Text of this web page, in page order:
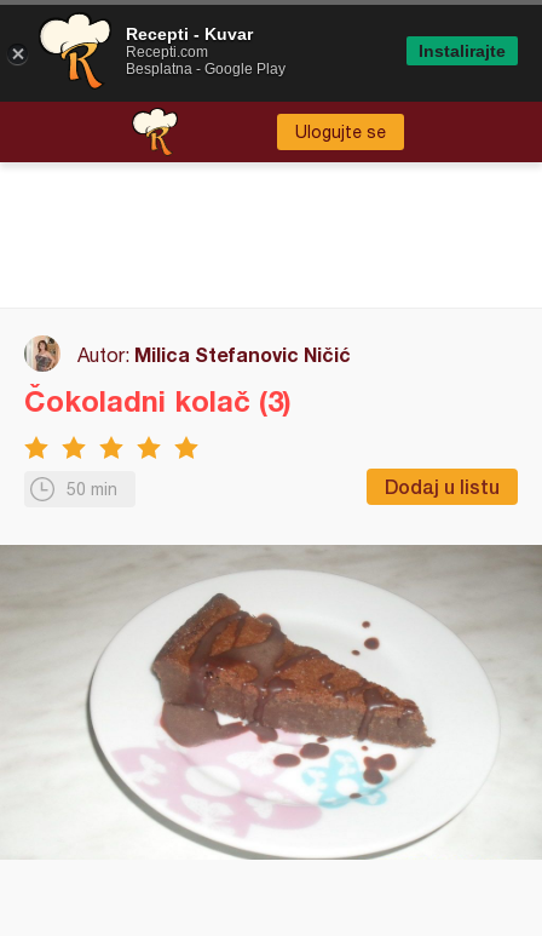
Ulogujte se
Autor: Milica Stefanovic Ničić
50 min Dodaj u listu
Čokoladni kolač (3)
Recepti - Kuvar
Recepti.com
Besplatna - Google Play
Instalirajte